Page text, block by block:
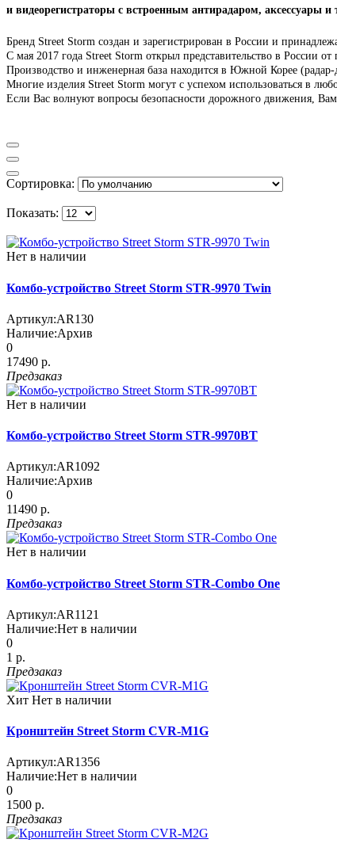
и видеорегистраторы с встроенным антирадаром, аксессуары
Бренд Street Storm создан и зарегистрирован в России и
С мая 2017 года Street Storm открыл представительство в России от
Производство и инженерная база находится в Южной Корее
Многие изделия Street Storm могут с успехом использоваться в
Если Вас волнуют вопросы безопасности дорожного движения, Вам
Сортировка:
Показать:
Нет в наличии
Комбо-устройство Street Storm STR-9970 Twin
Артикул:AR130
Наличие:Архив
0
17490 р.
Предзаказ
Нет в наличии
Комбо-устройство Street Storm STR-9970BT
Артикул:AR1092
Наличие:Архив
0
11490 р.
Предзаказ
Нет в наличии
Комбо-устройство Street Storm STR-Combo One
Артикул:AR1121
Наличие:Нет в наличии
0
1 р.
Предзаказ
Хит Нет в наличии
Кронштейн Street Storm CVR-M1G
Артикул:AR1356
Наличие:Нет в наличии
0
1500 р.
Предзаказ